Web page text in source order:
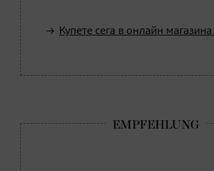
Купете сега в онлайн